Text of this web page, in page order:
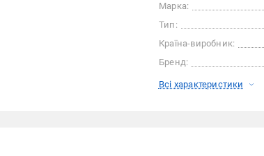
Марка:
Тип:
Країна-виробник:
Бренд:
Всі характеристики